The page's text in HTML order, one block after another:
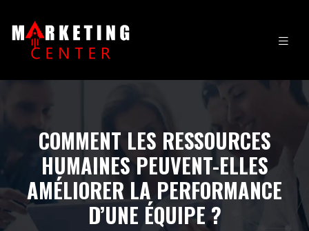
COMMENT LES RESSOURCES
HUMAINES PEUVENT-ELLES
AMÉLIORER LA PERFORMANCE
D’UNE ÉQUIPE ?